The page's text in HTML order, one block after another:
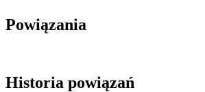
Powiązania
Historia powiązań